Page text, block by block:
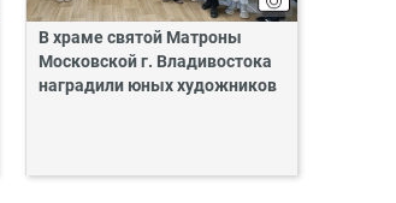
В храме святой Матроны
Московской г. Владивостока
наградили юных художников